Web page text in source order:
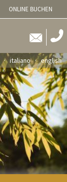
ONLINE BUCHEN
italiano english